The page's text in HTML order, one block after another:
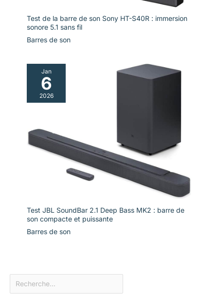
Test de la barre de son Sony HT-S40R : immersion
sonore 5.1 sans fil
Barres de son
Jan
6
2026
Test JBL SoundBar 2.1 Deep Bass MK2 : barre de
son compacte et puissante
Barres de son